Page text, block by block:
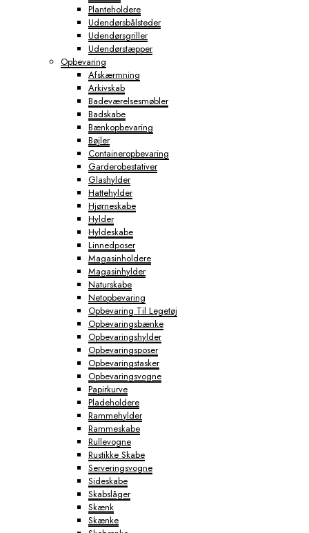
Planteholdere
Udendørsbålsteder
Udendørsgriller
Udendørstæpper
Opbevaring
Afskærmning
Arkivskab
Badeværelsesmøbler
Badskabe
Bænkopbevaring
Bøjler
Containeropbevaring
Garderobestativer
Glashylder
Hattehylder
Hjørneskabe
Hylder
Hyldeskabe
Linnedposer
Magasinholdere
Magasinhylder
Naturskabe
Netopbevaring
Opbevaring Til Legetøj
Opbevaringsbænke
Opbevaringshylder
Opbevaringsposer
Opbevaringstasker
Opbevaringsvogne
Papirkurve
Pladeholdere
Rammehylder
Rammeskabe
Rullevogne
Rustikke Skabe
Serveringsvogne
Sideskabe
Skabslåger
Skænk
Skænke